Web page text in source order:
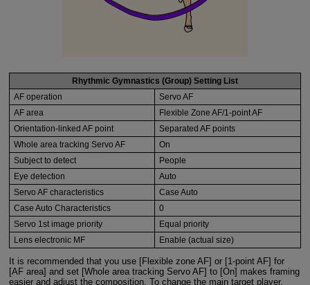
Rhythmic Gymnastics (Group) Setting List
AF operation
Servo AF
AF area
Flexible Zone AF/1-point AF
Orientation-linked AF point
Separated AF points
Whole area tracking Servo AF
On
Subject to detect
People
Eye detection
Auto
Servo AF characteristics
Case Auto
Case Auto Characteristics
0
Servo 1st image priority
Equal priority
Lens electronic MF
Enable (actual size)
It is recommended that you use [Flexible zone AF] or [1-point AF] for
[AF area] and set [Whole area tracking Servo AF] to [On] makes framing
easier and adjust the composition. To change the main target player,